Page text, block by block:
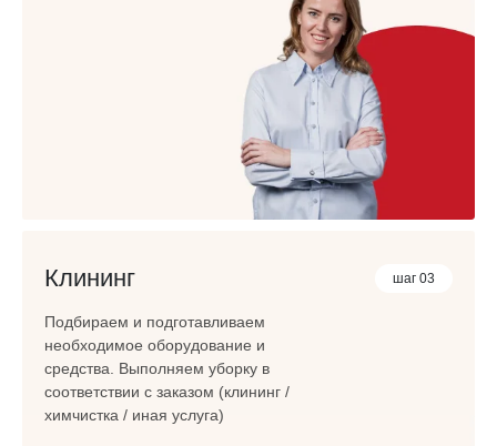
шаг 03
Клининг
Подбираем и подготавливаем
необходимое оборудование и
средства. Выполняем уборку в
соответствии с заказом (клининг /
химчистка / иная услуга)